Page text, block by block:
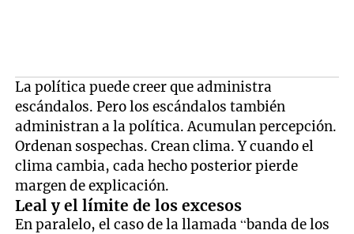
La política puede creer que administra
escándalos. Pero los escándalos también
administran a la política. Acumulan percepción.
Ordenan sospechas. Crean clima. Y cuando el
clima cambia, cada hecho posterior pierde
margen de explicación.
Leal y el límite de los excesos
En paralelo, el caso de la llamada “banda de los